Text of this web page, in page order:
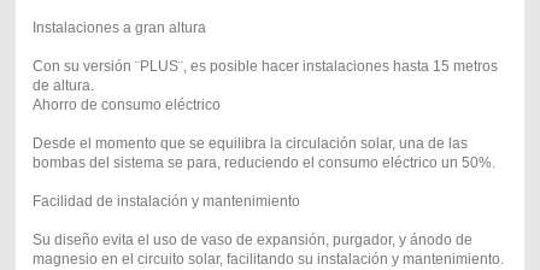
Instalaciones a gran altura
Con su versión ¨PLUS¨, es posible hacer instalaciones hasta 15 metros
de altura.
Ahorro de consumo eléctrico
Desde el momento que se equilibra la circulación solar, una de las
bombas del sistema se para, reduciendo el consumo eléctrico un 50%.
Facilidad de instalación y mantenimiento
Su diseño evita el uso de vaso de expansión, purgador, y ánodo de
magnesio en el circuito solar, facilitando su instalación y mantenimiento.